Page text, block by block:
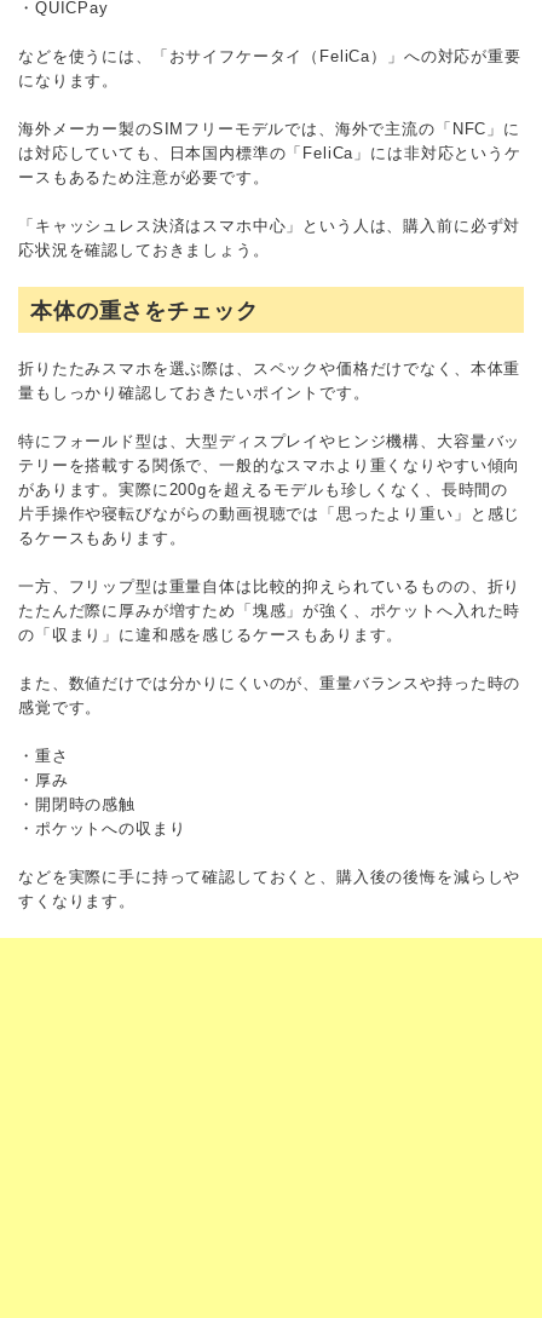
・QUICPay
などを使うには、「おサイフケータイ（FeliCa）」への対応が重要
になります。
海外メーカー製のSIMフリーモデルでは、海外で主流の「NFC」に
は対応していても、日本国内標準の「FeliCa」には非対応というケ
ースもあるため注意が必要です。
「キャッシュレス決済はスマホ中心」という人は、購入前に必ず対
応状況を確認しておきましょう。
本体の重さをチェック
折りたたみスマホを選ぶ際は、スペックや価格だけでなく、本体重
量もしっかり確認しておきたいポイントです。
特にフォールド型は、大型ディスプレイやヒンジ機構、大容量バッ
テリーを搭載する関係で、一般的なスマホより重くなりやすい傾向
があります。実際に200gを超えるモデルも珍しくなく、長時間の
片手操作や寝転びながらの動画視聴では「思ったより重い」と感じ
るケースもあります。
一方、フリップ型は重量自体は比較的抑えられているものの、折り
たたんだ際に厚みが増すため「塊感」が強く、ポケットへ入れた時
の「収まり」に違和感を感じるケースもあります。
また、数値だけでは分かりにくいのが、重量バランスや持った時の
感覚です。
・重さ
・厚み
・開閉時の感触
・ポケットへの収まり
などを実際に手に持って確認しておくと、購入後の後悔を減らしや
すくなります。